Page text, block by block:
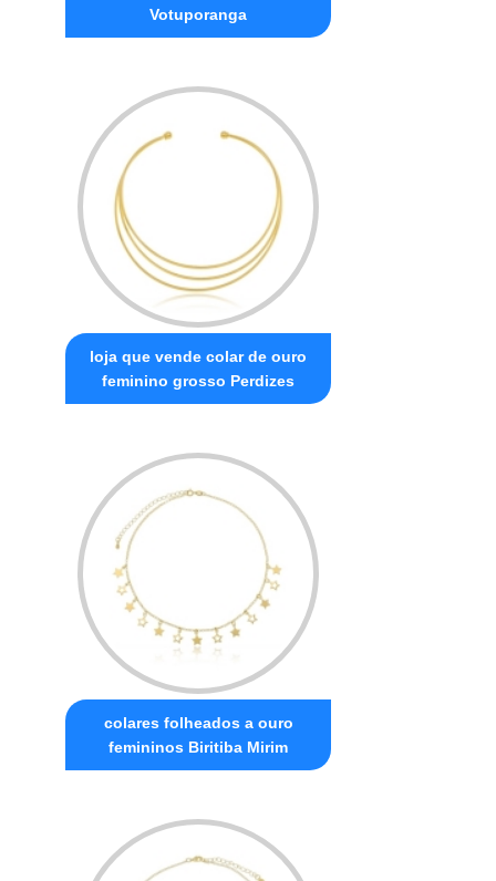
Votuporanga
loja que vende colar de ouro
feminino grosso Perdizes
colares folheados a ouro
femininos Biritiba Mirim